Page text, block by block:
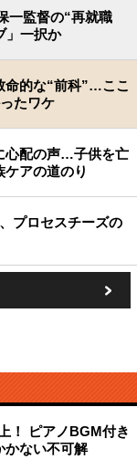
一監督の“再就職
」一択か
命的な“前科”…ここ
たワケ
心配の声…子供を亡
ケアの道のり
プロセスチーズの
！ ピアノBGM付き
かない不可解